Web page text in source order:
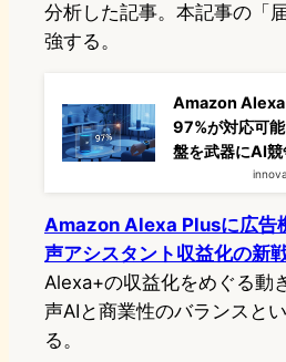
分析した記事。本記事の「
強する。
Amazon
97%が対応可
盤を武器にAI競
Amazon Alexa Plusに広告
声アシスタント収益化の新
Alexa+の収益化をめぐる動
声AIと商業性のバランスと
る。